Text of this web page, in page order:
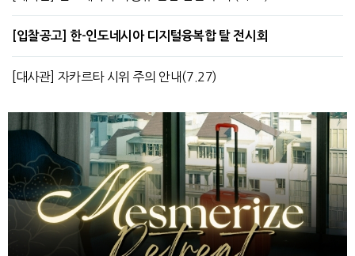
[입찰공고] 한-인도네시아 디지털융복합 탈 전시회
[대사관] 자카르타 시위 주의 안내(7.27)